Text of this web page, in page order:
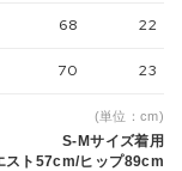
68 22
70 23
(単位：cm)
S-Mサイズ着用
ト57cm/ヒップ89cm